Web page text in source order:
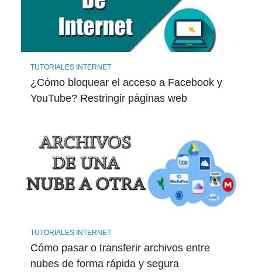
TUTORIALES INTERNET
¿Cómo bloquear el acceso a Facebook y
YouTube? Restringir páginas web
TUTORIALES INTERNET
Cómo pasar o transferir archivos entre
nubes de forma rápida y segura